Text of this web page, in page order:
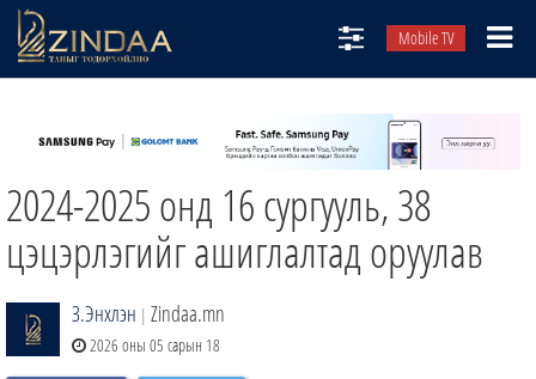
Mobile TV
ТВ8
ӨГЛӨӨНИЙ СОНИН
ЗИНДАА СЭТГҮҮЛ
2024-2025 онд 16 сургууль, 38
цэцэрлэгийг ашиглалтад оруулав
З.Энхлэн | Zindaa.mn
2026 оны 05 сарын 18